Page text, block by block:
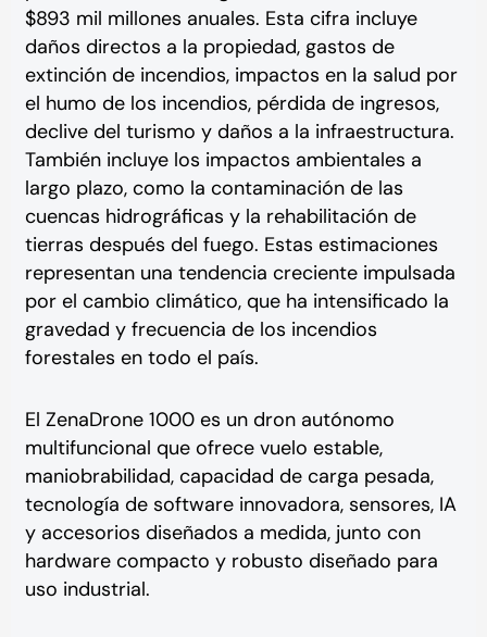
$893 mil millones anuales. Esta cifra incluye
daños directos a la propiedad, gastos de
extinción de incendios, impactos en la salud por
el humo de los incendios, pérdida de ingresos,
declive del turismo y daños a la infraestructura.
También incluye los impactos ambientales a
largo plazo, como la contaminación de las
cuencas hidrográficas y la rehabilitación de
tierras después del fuego. Estas estimaciones
representan una tendencia creciente impulsada
por el cambio climático, que ha intensificado la
gravedad y frecuencia de los incendios
forestales en todo el país.
El ZenaDrone 1000 es un dron autónomo
multifuncional que ofrece vuelo estable,
maniobrabilidad, capacidad de carga pesada,
tecnología de software innovadora, sensores, IA
y accesorios diseñados a medida, junto con
hardware compacto y robusto diseñado para
uso industrial.